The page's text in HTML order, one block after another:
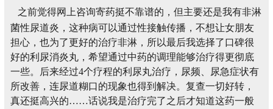
之前觉得网上咨询寄药挺不靠谱的，但主要还是我有非淋
菌性尿道炎，这种病可以通过性接触传播，不想让女朋友
担心，也为了更好的治疗非淋，所以最后我选择了口碑很
好的利尿消炎丸，希望通过中药的调理能够治疗得更彻底
一些。后来经过4个疗程的利尿丸治疗，尿频、尿急症状有
所改善，连尿道糊口的现象也得到解决。复查一切好转，
真还挺高兴的……话说我是治疗完了之后才知道这药一般